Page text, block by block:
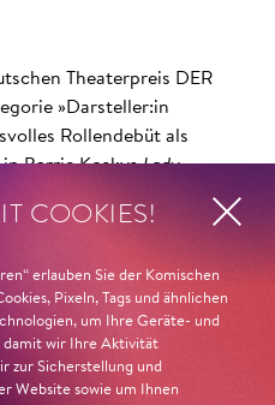
Theaterpreis DER
»Darsteller:in
Rollendebüt als
in Barrie KoskysLady
authentisch, ziehe das
zum Miterleben und
stimmliche Wucht
ihres Spiels
ebenso nachfühlbar
COOKIES!
erlauben Sie der Komischen
Pixeln, Tags und ähnlichen
um Ihre Geräte- und
damit wir Ihre Aktivität
zur Sicherstellung und
Website sowie um Ihnen